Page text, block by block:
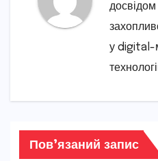
досвідом
у digital-
Пов’язаний запис